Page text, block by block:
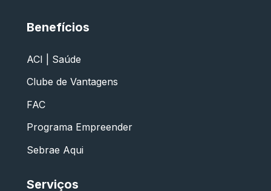
Benefícios
ACI | Saúde
Clube de Vantagens
FAC
Programa Empreender
Sebrae Aqui
Serviços